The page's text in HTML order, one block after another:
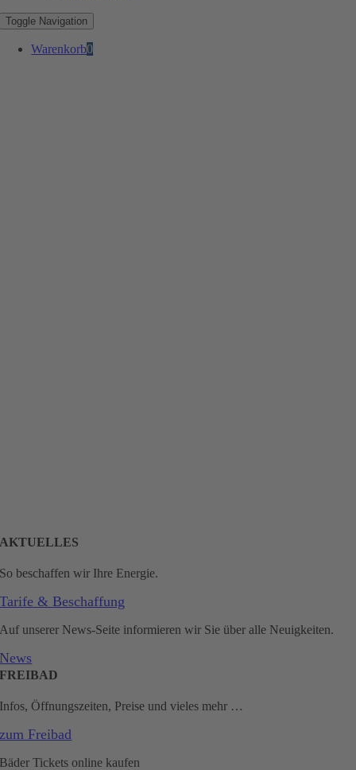
Toggle Navigation
Warenkorb0
AKTUELLES
So beschaffen wir Ihre Energie.
Tarife & Beschaffung
Auf unserer News-Seite informieren wir Sie über alle Neuigkeiten.
News
FREIBAD
Infos, Öffnungszeiten, Preise und vieles mehr …
zum Freibad
Bäder Tickets online kaufen